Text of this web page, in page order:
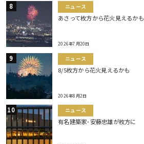
ニュース
あさって枚方から花火見えるかも
2026年7月20日
ニュース
8/5枚方から花火見えるかも
2026年8月2日
ニュース
有名建築家･安藤忠雄が枚方に